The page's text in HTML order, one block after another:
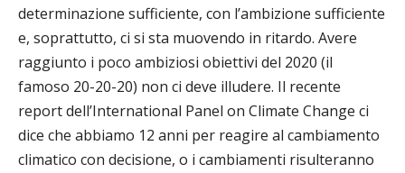
determinazione sufficiente, con l’ambizione sufficiente
e, soprattutto, ci si sta muovendo in ritardo. Avere
raggiunto i poco ambiziosi obiettivi del 2020 (il
famoso 20-20-20) non ci deve illudere. Il recente
report dell’International Panel on Climate Change ci
dice che abbiamo 12 anni per reagire al cambiamento
climatico con decisione, o i cambiamenti risulteranno